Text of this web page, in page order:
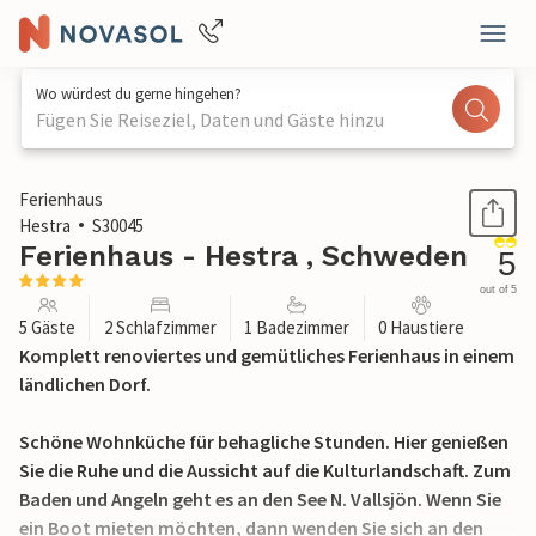
Wo würdest du gerne hingehen?
Fügen Sie Reiseziel, Daten und Gäste hinzu
1 / 13
Ferienhaus
Hestra
S30045
Ferienhaus - Hestra , Schweden 5
out of 5
5 Gäste 2 Schlafzimmer 1 Badezimmer 0 Haustiere
Komplett renoviertes und gemütliches Ferienhaus in einem
ländlichen Dorf.
Schöne Wohnküche für behagliche Stunden. Hier genießen
Sie die Ruhe und die Aussicht auf die Kulturlandschaft. Zum
Baden und Angeln geht es an den See N. Vallsjön. Wenn Sie
ein Boot mieten möchten, dann wenden Sie sich an den